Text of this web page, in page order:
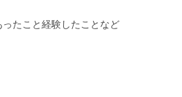
たこと経験したことなど